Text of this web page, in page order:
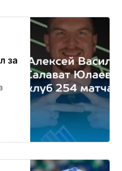
за